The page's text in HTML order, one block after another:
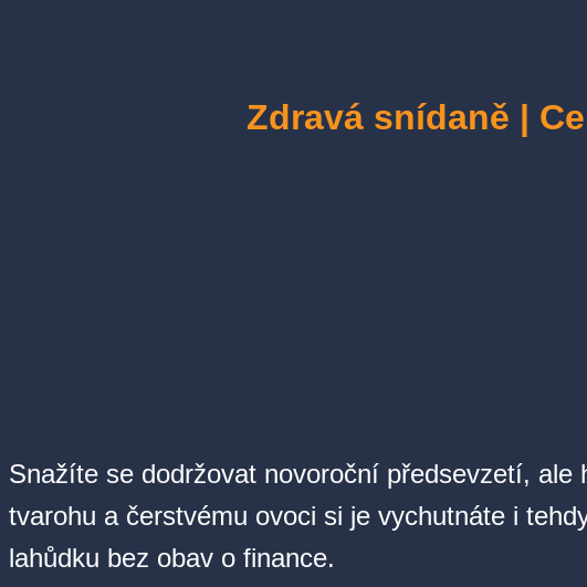
Zdravá snídaně |
Snažíte se dodržovat novoroční předsevzetí,
tvarohu a čerstvému ovoci si je vychutnáte i
lahůdku bez obav o finance.